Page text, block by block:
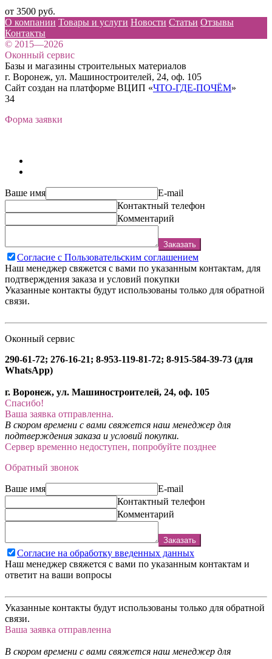
от 3500 руб.
О компании Товары и услуги Новости Статьи Отзывы
Контакты
© 2015—2026
Оконный сервис
Базы и магазины строительных материалов
г. Воронеж, ул. Машиностроителей, 24, оф. 105
Сайт создан на платформе ВЦИП «ЧТО-ГДЕ-ПОЧЁМ»
34
Форма заявки
Ваше имя
E-mail
Контактный телефон
Комментарий
Заказать
Согласие с Пользовательским соглашением
Наш менеджер свяжется с вами по указанным контактам, для
подтверждения заказа и условий покупки
Указанные контакты будут использованы только для обратной
связи.
Оконный сервис
290-61-72; 276-16-21; 8-953-119-81-72; 8-915-584-39-73 (для
WhatsApp)
г. Воронеж, ул. Машиностроителей, 24, оф. 105
Спасибо!
Ваша заявка отправленна.
В скором времени с вами свяжется наш менеджер для
подтверждения заказа и условий покупки.
Сервер временно недоступен, попробуйте позднее
Обратный звонок
Ваше имя
E-mail
Контактный телефон
Комментарий
Заказать
Согласие на обработку введенных данных
Наш менеджер свяжется с вами по указанным контактам и
ответит на ваши вопросы
Указанные контакты будут использованы только для обратной
связи.
Ваша заявка отправленна
В скором времени с вами свяжется наш менеджер для